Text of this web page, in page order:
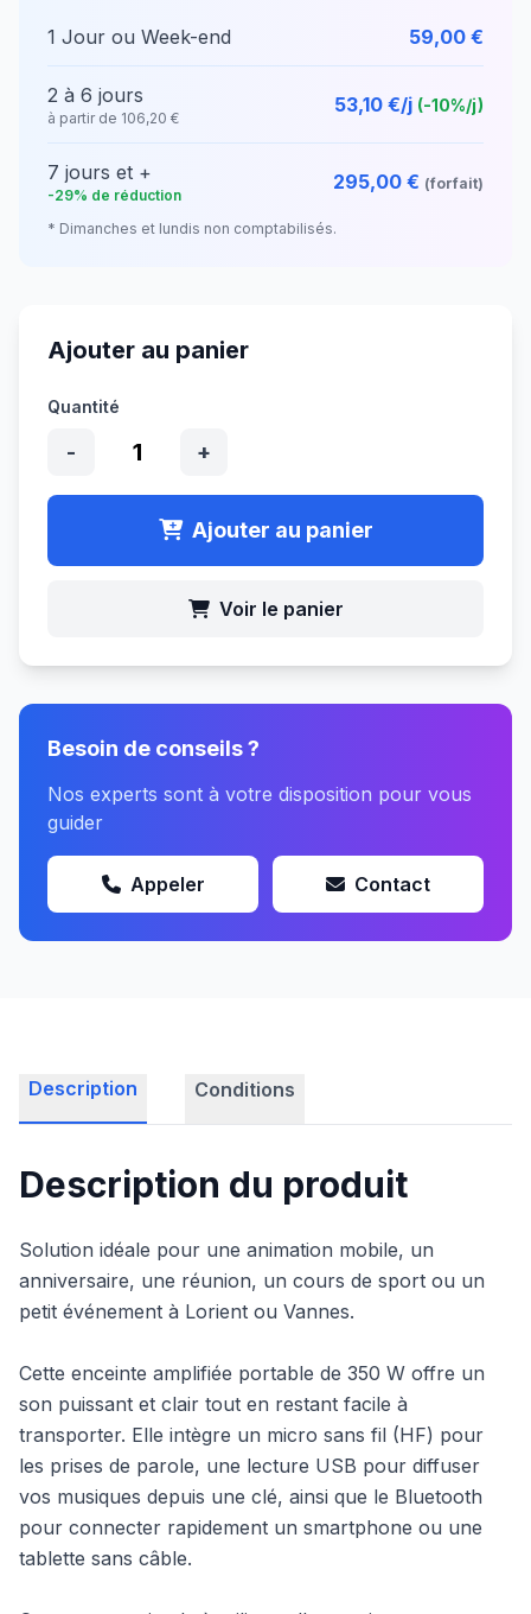
1 Jour ou Week-end 59,00 €
2 à 6 jours
à partir de 106,20 €
53,10 €/j (-10%/j)
7 jours et +
-29% de réduction
295,00 € (forfait)
* Dimanches et lundis non comptabilisés.
Ajouter au panier
Quantité
- 1 +
Ajouter au panier
Voir le panier
Besoin de conseils ?
Nos experts sont à votre disposition pour vous
guider
Appeler Contact
Description Conditions
Description du produit
Solution idéale pour une animation mobile, un
anniversaire, une réunion, un cours de sport ou un
petit événement à Lorient ou Vannes.
Cette enceinte amplifiée portable de 350 W offre un
son puissant et clair tout en restant facile à
transporter. Elle intègre un micro sans fil (HF) pour
les prises de parole, une lecture USB pour diffuser
vos musiques depuis une clé, ainsi que le Bluetooth
pour connecter rapidement un smartphone ou une
tablette sans câble.